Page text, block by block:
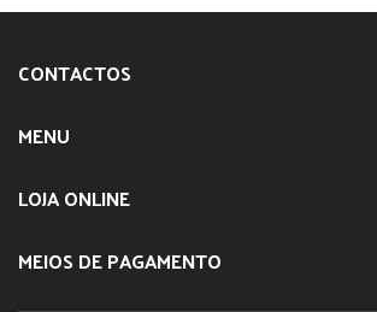
CONTACTOS
MENU
LOJA ONLINE
MEIOS DE PAGAMENTO